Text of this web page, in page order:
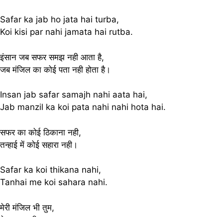
Safar ka jab ho jata hai turba,
Koi kisi par nahi jamata hai rutba.
इंसान जब सफर समझ नही आता है,
जब मंजिल का कोई पता नही होता है।
Insan jab safar samajh nahi aata hai,
Jab manzil ka koi pata nahi nahi hota hai.
सफर का कोई ठिकाना नही,
तन्हाई में कोई सहारा नही।
Safar ka koi thikana nahi,
Tanhai me koi sahara nahi.
मेरी मंजिल भी तुम,